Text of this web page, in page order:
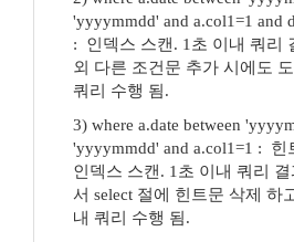
'yyyymmdd' and a.col1=1 and
: 인덱스 스캔. 1초 이내 쿼리
외 다른 조건문 추가 시에도
쿼리 수행 됨.
3) where a.date between
'yyyymmdd' and a.col1=1 : 힌
인덱스 스캔. 1초 이내 쿼리 결
서 select 절에 힌트문 삭제 하
내 쿼리 수행 됨.